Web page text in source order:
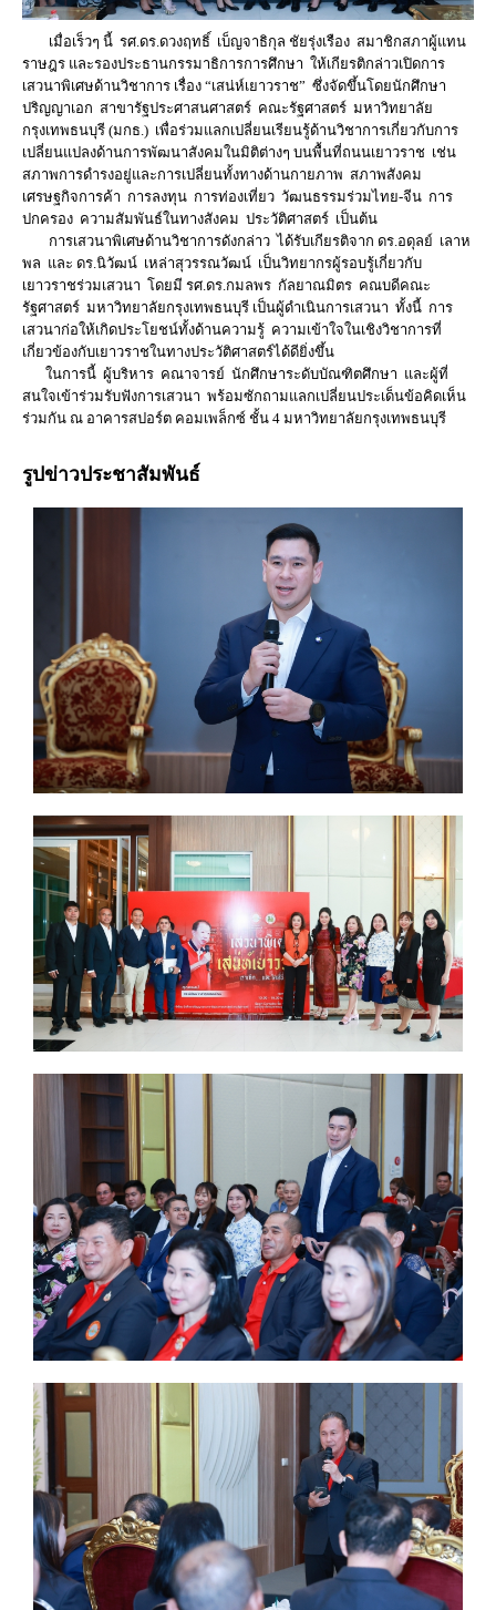
เมื่อเร็วๆ นี้ รศ.ดร.ดวงฤทธิ์ เบ็ญจาธิกุล ชัยรุ่งเรือง สมาชิกสภาผู้แทน
ราษฎร และรองประธานกรรมาธิการการศึกษา ให้เกียรติกล่าวเปิดการ
เสวนาพิเศษด้านวิชาการ เรื่อง “เสน่ห์เยาวราช” ซึ่งจัดขึ้นโดยนักศึกษา
ปริญญาเอก สาขารัฐประศาสนศาสตร์ คณะรัฐศาสตร์ มหาวิทยาลัย
กรุงเทพธนบุรี (มกธ.) เพื่อร่วมแลกเปลี่ยนเรียนรู้ด้านวิชาการเกี่ยวกับการ
เปลี่ยนแปลงด้านการพัฒนาสังคมในมิติต่างๆ บนพื้นที่ถนนเยาวราช เช่น
สภาพการดำรงอยู่และการเปลี่ยนทั้งทางด้านกายภาพ สภาพสังคม
เศรษฐกิจการค้า การลงทุน การท่องเที่ยว วัฒนธรรมร่วมไทย-จีน การ
ปกครอง ความสัมพันธ์ในทางสังคม ประวัติศาสตร์ เป็นต้น
การเสวนาพิเศษด้านวิชาการดังกล่าว ได้รับเกียรติจาก ดร.อดุลย์ เลาห
พล และ ดร.นิวัฒน์ เหล่าสุวรรณวัฒน์ เป็นวิทยากรผู้รอบรู้เกี่ยวกับ
เยาวราชร่วมเสวนา โดยมี รศ.ดร.กมลพร กัลยาณมิตร คณบดีคณะ
รัฐศาสตร์ มหาวิทยาลัยกรุงเทพธนบุรี เป็นผู้ดำเนินการเสวนา ทั้งนี้ การ
เสวนาก่อให้เกิดประโยชน์ทั้งด้านความรู้ ความเข้าใจในเชิงวิชาการที่
เกี่ยวข้องกับเยาวราชในทางประวัติศาสตร์ได้ดียิ่งขึ้น
ในการนี้ ผู้บริหาร คณาจารย์ นักศึกษาระดับบัณฑิตศึกษา และผู้ที่
สนใจเข้าร่วมรับฟังการเสวนา พร้อมซักถามแลกเปลี่ยนประเด็นข้อคิดเห็น
ร่วมกัน ณ อาคารสปอร์ต คอมเพล็กซ์ ชั้น 4 มหาวิทยาลัยกรุงเทพธนบุรี
รูปข่าวประชาสัมพันธ์